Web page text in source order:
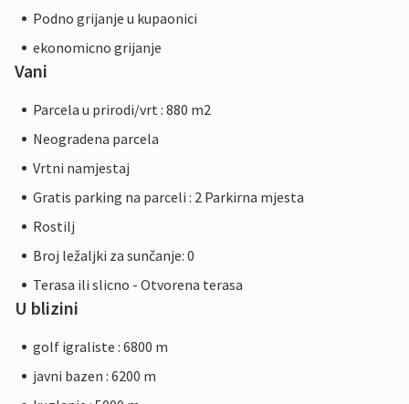
Podno grijanje u kupaonici
ekonomicno grijanje
Vani
Parcela u prirodi/vrt : 880 m2
Neogradena parcela
Vrtni namjestaj
Gratis parking na parceli : 2 Parkirna mjesta
Rostilj
Broj ležaljki za sunčanje: 0
Terasa ili slicno - Otvorena terasa
U blizini
golf igraliste : 6800 m
javni bazen : 6200 m